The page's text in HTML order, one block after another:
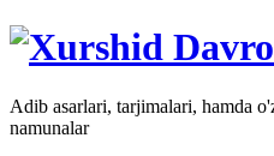
Adib asarlari, tarjimalari, hamda
namunalar